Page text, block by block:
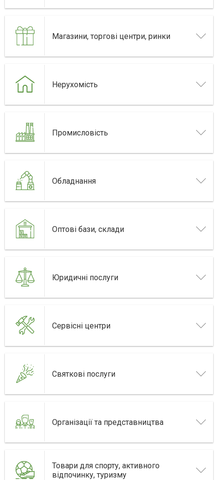
Магазини, торгові центри, ринки
Нерухомість
Промисловість
Обладнання
Оптові бази, склади
Юридичні послуги
Сервісні центри
Святкові послуги
Організації та представництва
Товари для спорту, активного
відпочинку, туризму